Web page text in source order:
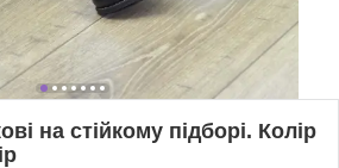
на стійкому підборі. Колір